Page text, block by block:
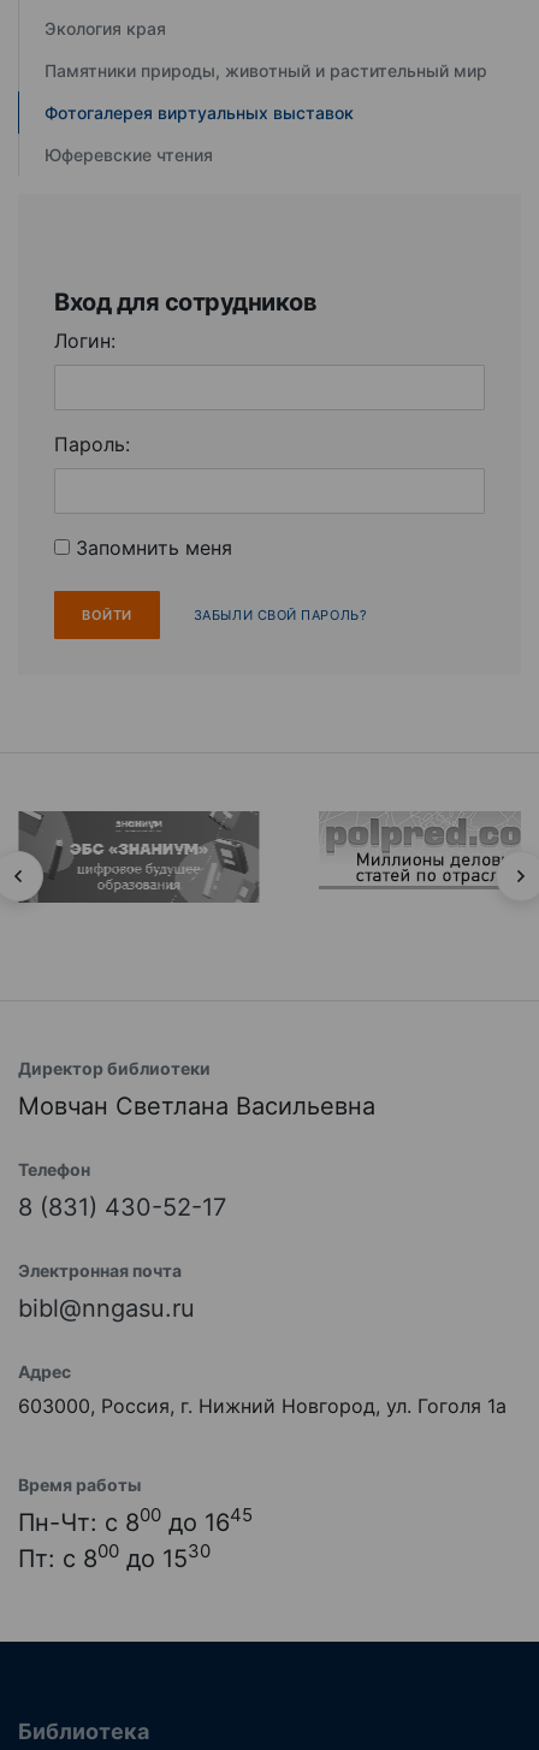
Экология края
Памятники природы, животный и растительный мир
Фотогалерея виртуальных выставок
Юферевские чтения
Вход для сотрудников
Логин:
Пароль:
Запомнить меня
ЗАБЫЛИ СВОЙ ПАРОЛЬ?
Директор библиотеки
Мовчан Светлана Васильевна
Телефон
8 (831) 430-52-17
Электронная почта
bibl@nngasu.ru
Адрес
603000, Россия, г. Нижний Новгород, ул. Гоголя 1а
Время работы
Пн-Чт: с 800 до 1645
Пт: с 800 до 1530
Библиотека